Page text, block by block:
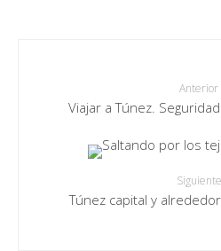
Anterior
Viajar a Túnez.
Siguiente
Túnez capital y